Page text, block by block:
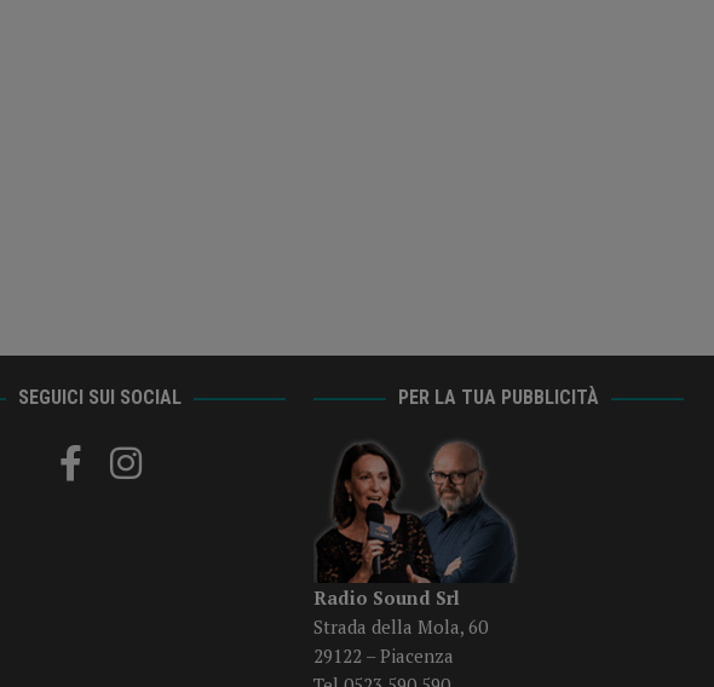
SEGUICI SUI SOCIAL PER LA TUA PUBBLICITÀ
Radio Sound Srl
Strada della Mola, 60
29122 – Piacenza